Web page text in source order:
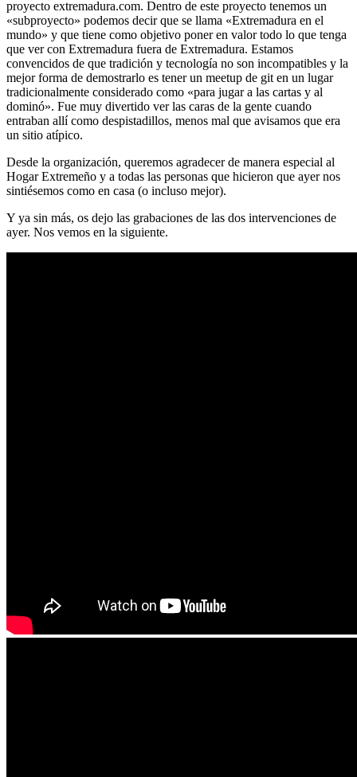
proyecto extremadura.com. Dentro de este proyecto tenemos un
«subproyecto» podemos decir que se llama «Extremadura en el
mundo» y que tiene como objetivo poner en valor todo lo que tenga
que ver con Extremadura fuera de Extremadura. Estamos
convencidos de que tradición y tecnología no son incompatibles y la
mejor forma de demostrarlo es tener un meetup de git en un lugar
tradicionalmente considerado como «para jugar a las cartas y al
dominó». Fue muy divertido ver las caras de la gente cuando
entraban allí como despistadillos, menos mal que avisamos que era
un sitio atípico.
Desde la organización, queremos agradecer de manera especial al
Hogar Extremeño y a todas las personas que hicieron que ayer nos
sintiésemos como en casa (o incluso mejor).
Y ya sin más, os dejo las grabaciones de las dos intervenciones de
ayer. Nos vemos en la siguiente.